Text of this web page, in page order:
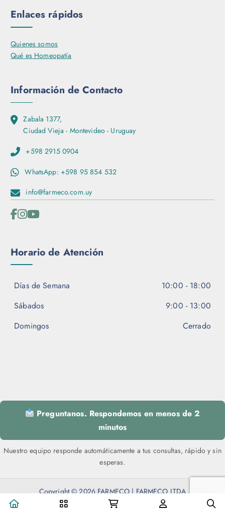
Enlaces rápidos
Quienes somos
Qué es Homeopatía
Información de Contacto
Zabala 1377,
Ciudad Vieja - Montevideo - Uruguay
+598 2915 0904
WhatsApp: +598 95 854 532
info@farmeco.com.uy
Horario de Atención
Días de Semana
10:00 - 18:00
Sábados
9:00 - 13:00
Domingos
Cerrado
Preguntanos. Respondemos en menos de 2
minutos
Nuestro equipo responde automáticamente a tus consultas, rápido y sin
esperas.
Copyright © 2026 FARMECO | FARMECO LTDA